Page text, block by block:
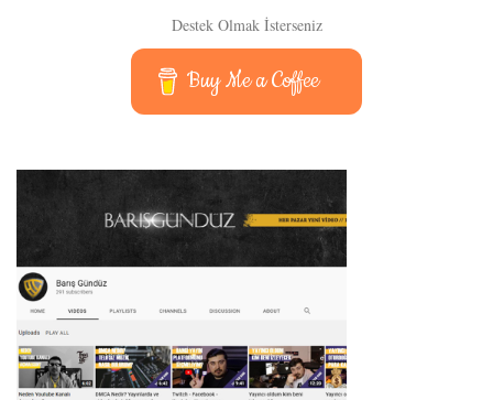
Destek Olmak İsterseniz
Buy Me a Coffee